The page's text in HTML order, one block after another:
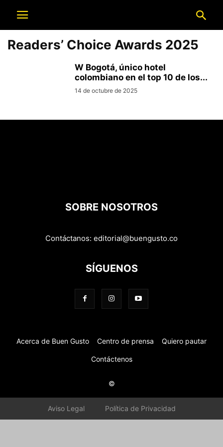
Readers’ Choice Awards 2025
W Bogotá, único hotel
colombiano en el top 10 de los...
14 de octubre de 2025
SOBRE NOSOTROS
Contáctanos: editorial@buengusto.co
SÍGUENOS
Acerca de Buen Gusto Centro de prensa Quiero pautar
Contáctenos
©
Aviso Legal Política de Privacidad